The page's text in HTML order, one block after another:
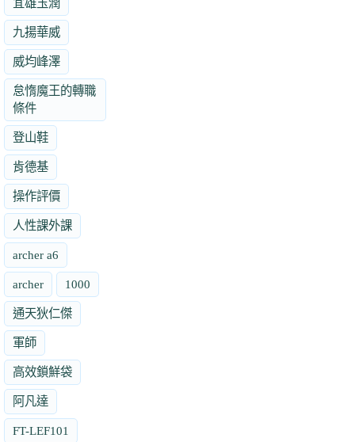
宜雄玉潤
九揚華威
威均峰澤
怠惰魔王的轉職
條件
登山鞋
肯德基
操作評價
人性課外課
archer a6
archer 1000
通天狄仁傑
軍師
高效鎖鮮袋
阿凡達
FT-LEF101